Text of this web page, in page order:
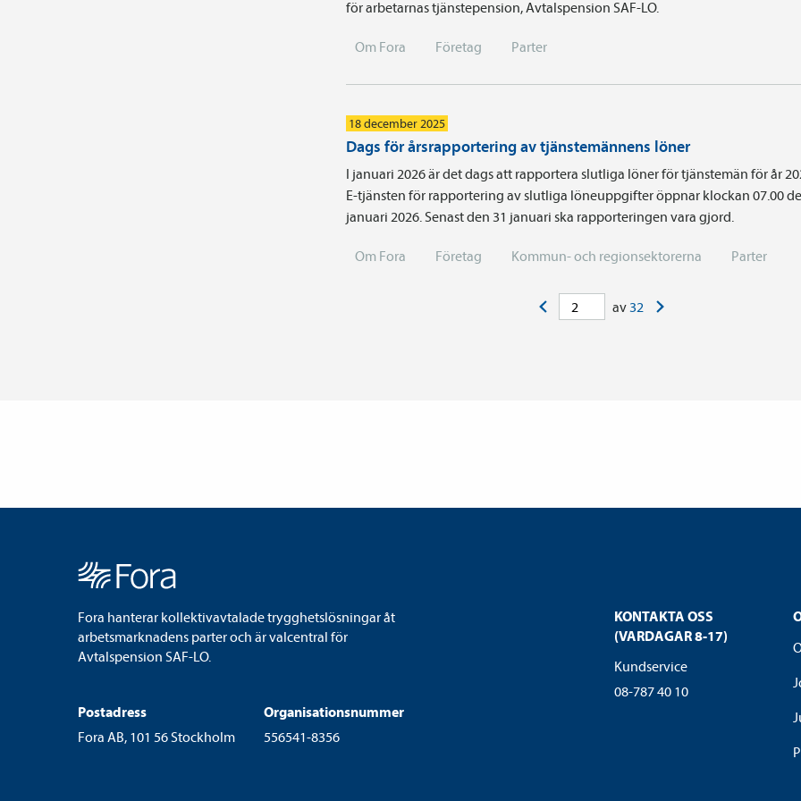
för arbetarnas tjänste­pension, Avtals­pension SAF-LO.
Om Fora Företag Parter
18 december 2025
Dags för årsrapportering av tjänstemännens löner
I januari 2026 är det dags att rapportera slutliga löner för tjänstemän för år
E-tjänsten för rapportering av slutliga löneuppgifter öppnar klockan 07.00
januari 2026. Senast den 31 januari ska rapporteringen vara gjord.
Om Fora Företag Kommun- och regionsektorerna Parter
av 32
KONTAKTA OSS
(VARDAGAR 8-17)
Kundservice
08-787 40 10
Fora hanterar kollektivavtalade trygghetslösningar åt
arbetsmarknadens parter och är valcentral för
Avtalspension SAF-LO.
Postadress
Fora AB, 101 56 Stockholm
Organisationsnummer
556541-8356